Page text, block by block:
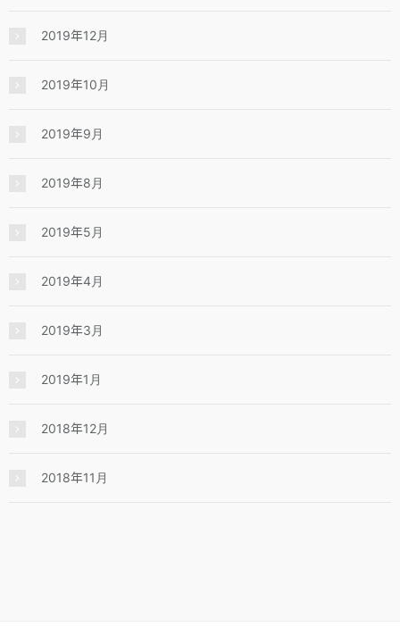
2019年12月
2019年10月
2019年9月
2019年8月
2019年5月
2019年4月
2019年3月
2019年1月
2018年12月
2018年11月